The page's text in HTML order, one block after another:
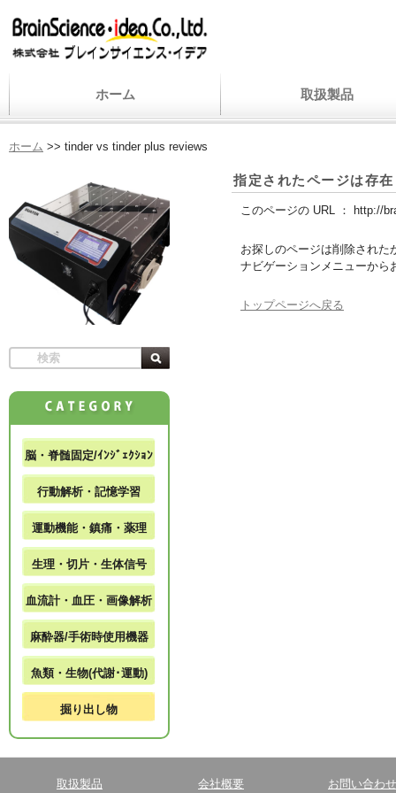
ホーム 取扱製品
ホーム >> tinder vs tinder plus reviews
指定されたページは存
このページの URL ： http://
お探しのページは削除された
ナビゲーションメニューから
トップページへ戻る
脳・脊髄固定/ｲﾝｼﾞｪｸｼｮﾝ
行動解析・記憶学習
運動機能・鎮痛・薬理
生理・切片・生体信号
血流計・血圧・画像解析
麻酔器/手術時使用機器
魚類・生物(代謝･運動)
掘り出し物
取扱製品 会社概要 お問い合わせ